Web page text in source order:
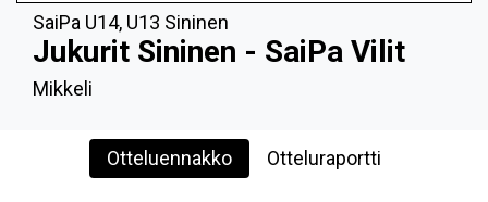
SaiPa U14, U13 Sininen
Jukurit Sininen - SaiPa Vilit
Mikkeli
Otteluennakko Otteluraportti